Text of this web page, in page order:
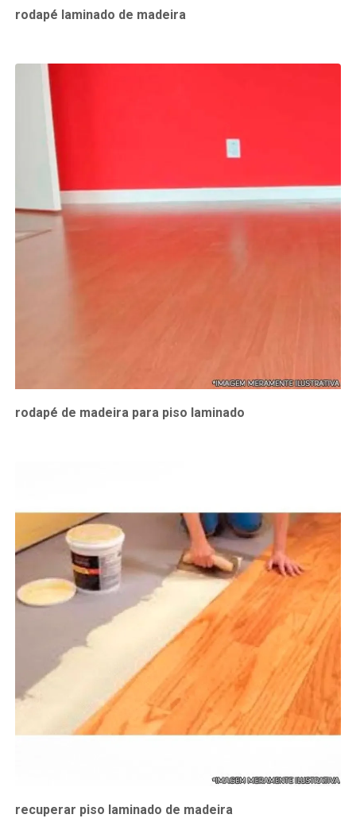
rodapé laminado de madeira
rodapé de madeira para piso laminado
recuperar piso laminado de madeira